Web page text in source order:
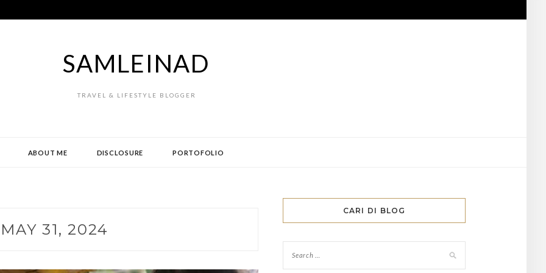
SAMLEINAD
TRAVEL & LIFESTYLE BLOGGER
ABOUT ME DISCLOSURE PORTOFOLIO
MAY 31, 2024
CARI DI BLOG